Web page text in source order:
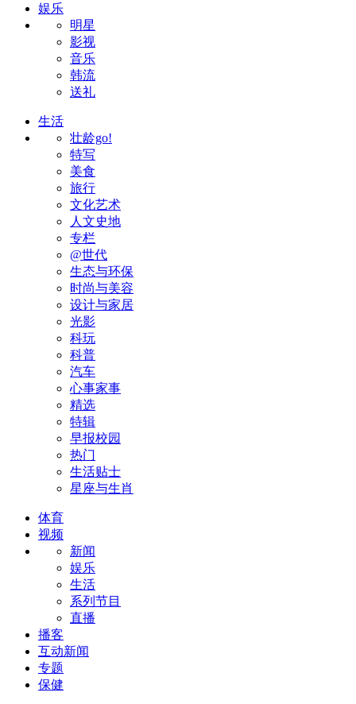
娱乐
明星
影视
音乐
韩流
送礼
生活
壮龄go!
特写
美食
旅行
文化艺术
人文史地
专栏
@世代
生态与环保
时尚与美容
设计与家居
光影
科玩
科普
汽车
心事家事
精选
特辑
早报校园
热门
生活贴士
星座与生肖
体育
视频
新闻
娱乐
生活
系列节目
直播
播客
互动新闻
专题
保健